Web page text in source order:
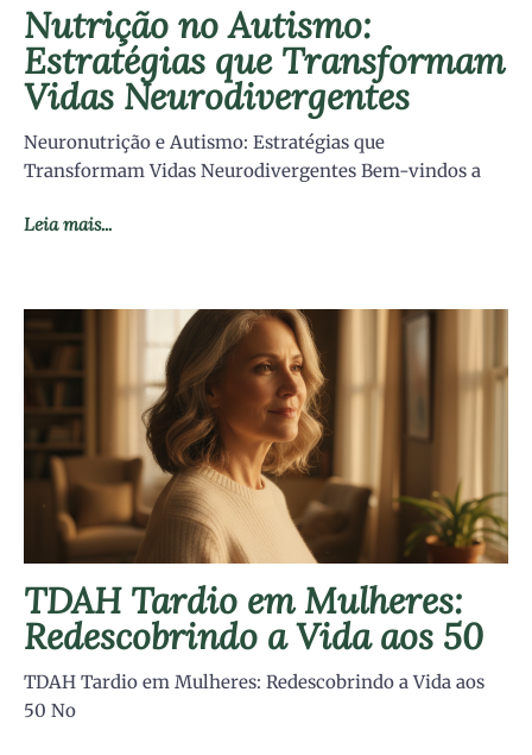
Nutrição no Autismo:
Estratégias que Transformam
Vidas Neurodivergentes
Neuronutrição e Autismo: Estratégias que
Transformam Vidas Neurodivergentes Bem-vindos a
Leia mais...
TDAH Tardio em Mulheres:
Redescobrindo a Vida aos 50
TDAH Tardio em Mulheres: Redescobrindo a Vida aos
50 No